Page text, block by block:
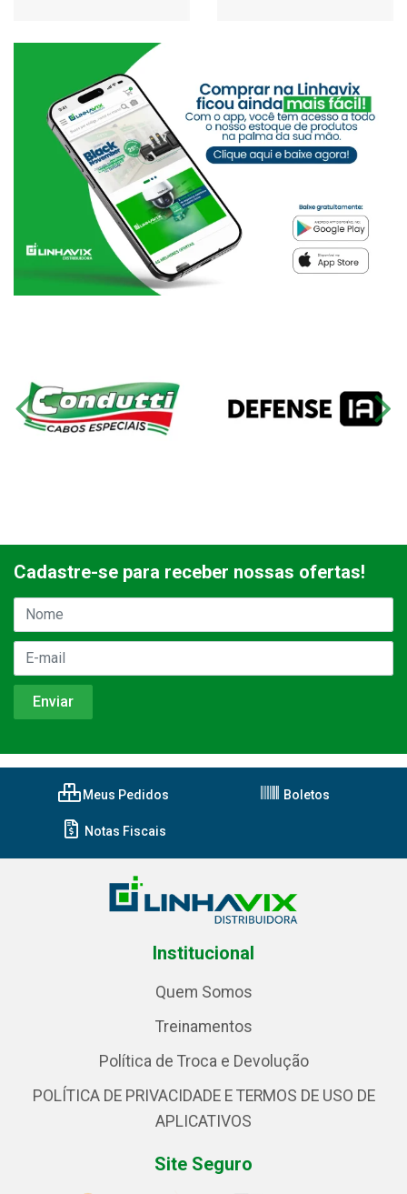
Cadastre-se para receber nossas ofertas!
Meus Pedidos Boletos
Notas Fiscais
Institucional
Quem Somos
Treinamentos
Política de Troca e Devolução
POLÍTICA DE PRIVACIDADE E TERMOS DE USO DE
APLICATIVOS
Site Seguro